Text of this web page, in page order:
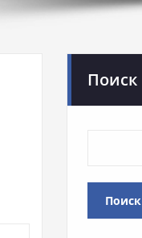
Поиск
Поиск